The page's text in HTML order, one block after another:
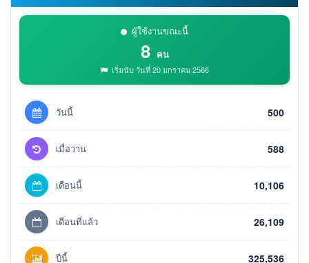
ผู้ใช้งานขณะนี้
8 คน
เริ่มนับ วันที่ 20 มกราคม 2566
วันนี้ 500
เมื่อวาน 588
เดือนนี้ 10,106
เดือนที่แล้ว 26,109
ปีนี้ 325,536